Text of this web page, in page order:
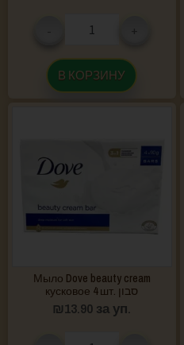
В КОРЗИНУ
Мыло Dove beauty cream
кусковое 4 шт. סבון
₪13.90 за уп.